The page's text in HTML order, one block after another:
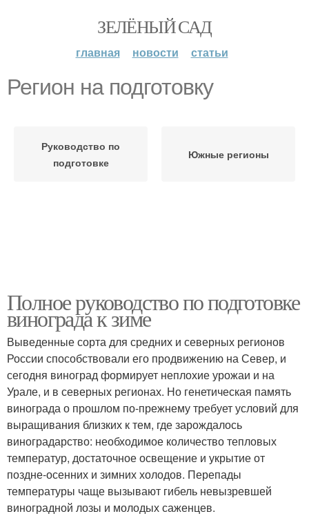
ЗЕЛЁНЫЙ САД
главная новости статьи
Регион на подготовку
Руководство по
подготовке
Южные регионы
Полное руководство по подготовке
винограда к зиме
Выведенные сорта для средних и северных регионов
России способствовали его продвижению на Север, и
сегодня виноград формирует неплохие урожаи и на
Урале, и в северных регионах. Но генетическая память
винограда о прошлом по-прежнему требует условий для
выращивания близких к тем, где зарождалось
виноградарство: необходимое количество тепловых
температур, достаточное освещение и укрытие от
поздне-осенних и зимних холодов. Перепады
температуры чаще вызывают гибель невызревшей
виноградной лозы и молодых саженцев.